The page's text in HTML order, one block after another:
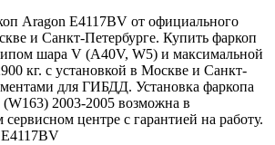
Aragon E4117BV от официального
и Санкт-Петербурге. Купить фаркоп
шара V (A40V, W5) и максимальной
кг. с установкой в Москве и Санкт-
для ГИБДД. Установка фаркопа
(W163) 2003-2005 возможна в
центре с гарантией на работу.